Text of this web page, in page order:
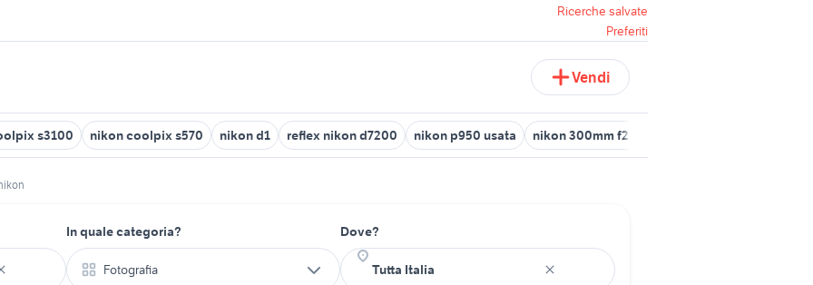
Ricerche salvate
Preferiti
Vendi
s3100 nikon coolpix s570 nikon d1 reflex nikon d7200 nikon p950 usata nikon 300mm f2.8
In quale categoria?
Fotografia
Dove?